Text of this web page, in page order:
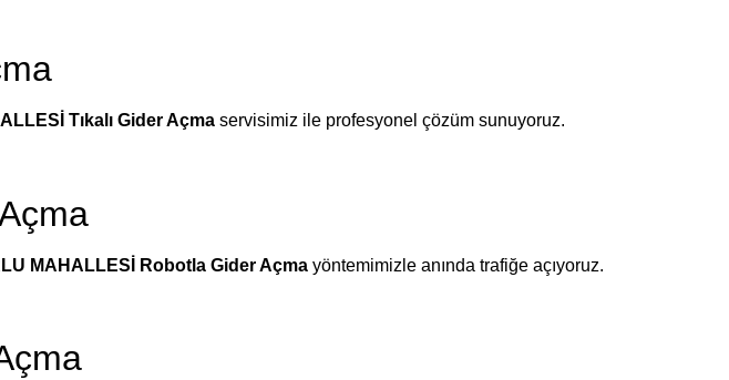
Tıkalı Gider Açma servisimiz ile profesyonel çözüm sunuyoruz.
MAHALLESİ Robotla Gider Açma yöntemimizle anında trafiğe açıyoruz.